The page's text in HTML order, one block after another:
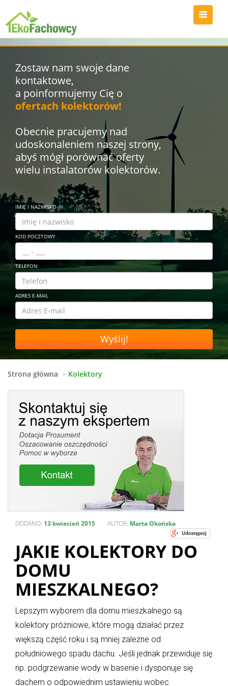
Zostaw nam swoje dane
kontaktowe,
a poinformujemy Cię o
ofertach kolektorów!
Obecnie pracujemy nad
udoskonaleniem naszej strony,
abyś mógł porównać oferty
wielu instalatorów kolektorów.
IMIĘ I NAZWISKO
KOD POCZTOWY
TELEFON
ADRES E-MAIL
Wyślij!
Strona główna Kolektory
DODANO: 13 kwiecień 2015 AUTOR: Marta Okońska
JAKIE KOLEKTORY DO
DOMU
MIESZKALNEGO?
Lepszym wyborem dla domu mieszkalnego są
kolektory próżniowe, które mogą działać przez
większą część roku i są mniej zależne od
południowego spadu dachu. Jeśli jednak przewiduje się
np. podgrzewanie wody w basenie i dysponuje się
dachem o odpowiednim ustawieniu wobec